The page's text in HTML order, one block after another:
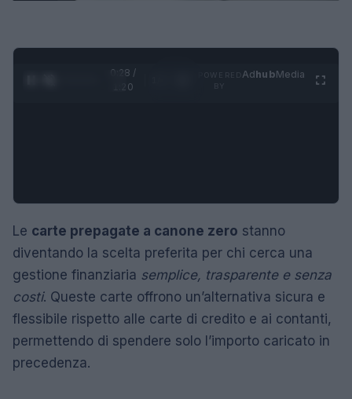
0:29 /
1:20
AdhubMedia
Le carte prepagate a canone zero stanno
diventando la scelta preferita per chi cerca una
gestione finanziaria semplice, trasparente e senza
costi. Queste carte offrono un’alternativa sicura e
flessibile rispetto alle carte di credito e ai contanti,
permettendo di spendere solo l’importo caricato in
precedenza.